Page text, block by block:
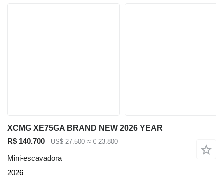
XCMG XE75GA BRAND NEW 2026 YEAR
R$ 140.700
US$ 27.500 ≈ € 23.800
Mini-escavadora
2026